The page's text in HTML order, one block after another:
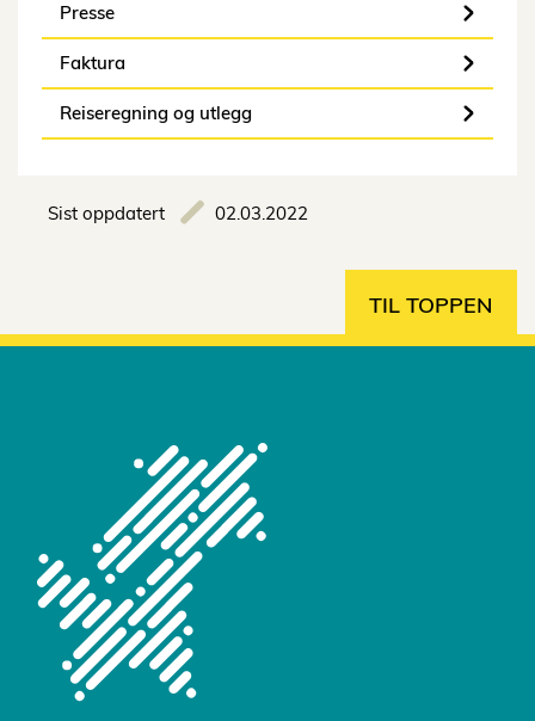
Presse
Faktura
Reiseregning og utlegg
Sist oppdatert 02.03.2022
TIL TOPPEN